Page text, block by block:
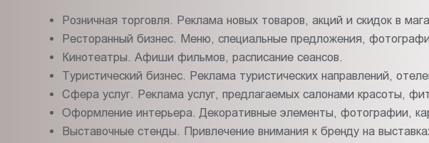
Розничная торговля. Реклама новых товаров, акций и скидок в
Ресторанный бизнес. Меню, специальные предложения,
Кинотеатры. Афиши фильмов, расписание сеансов.
Туристический бизнес. Реклама туристических направлений,
Сфера услуг. Реклама услуг, предлагаемых салонами красоты,
Оформление интерьера. Декоративные элементы, фотографии,
Выставочные стенды. Привлечение внимания к бренду на